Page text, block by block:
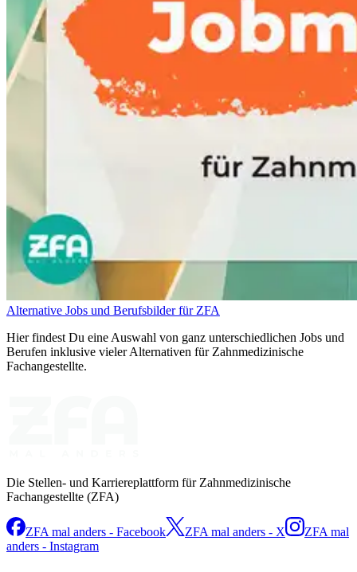
Alternative Jobs und Berufsbilder für ZFA
Hier findest Du eine Auswahl von ganz unterschiedlichen Jobs und
Berufen inklusive vieler Alternativen für Zahnmedizinische
Fachangestellte.
Die Stellen- und Karriereplattform für Zahnmedizinische
Fachangestellte (ZFA)
ZFA mal anders - Facebook ZFA mal anders - X
ZFA mal
anders - Instagram